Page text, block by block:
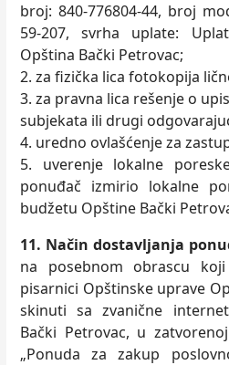
broj: 840-776804-44, broj
59-207, svrha uplate:
Opština Bački Petrovac;
2. za fizička lica fotokopija
3. za pravna lica rešenje o
subjekata ili drugi
4. uredno ovlašćenje za
5. uverenje lokalne
ponuđač izmirio lokalne
budžetu Opštine Bački
11. Način dostavlјanja
na posebnom obrascu
pisarnici Opštinske uprave
skinuti sa zvanične
Bački Petrovac, u
„Ponuda za zakup